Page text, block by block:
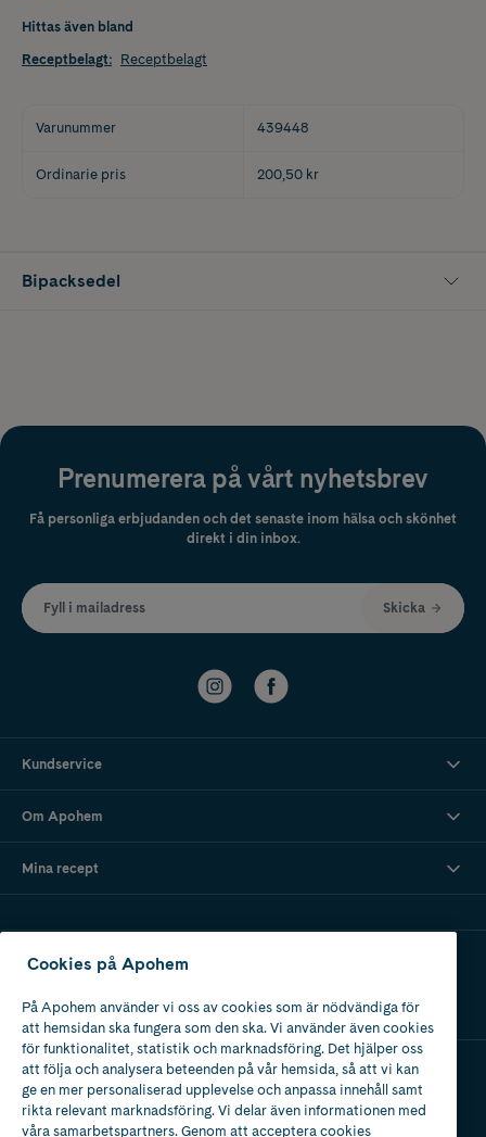
Hittas även bland
Receptbelagt: Receptbelagt
Varunummer 439448
Ordinarie pris 200,50 kr
Bipacksedel
Prenumerera på vårt nyhetsbrev
Få personliga erbjudanden och det senaste inom hälsa och skönhet
direkt i din inbox.
Fyll i mailadress Skicka
Kundservice
Om Apohem
Mina recept
Ladda ner vår app
Apotek med tillstånd
av Läkemedelsverket
Cookies på Apohem
På Apohem använder vi oss av cookies som är nödvändiga för
att hemsidan ska fungera som den ska. Vi använder även cookies
för funktionalitet, statistik och marknadsföring. Det hjälper oss
att följa och analysera beteenden på vår hemsida, så att vi kan
ge en mer personaliserad upplevelse och anpassa innehåll samt
rikta relevant marknadsföring. Vi delar även informationen med
våra samarbetspartners. Genom att acceptera cookies